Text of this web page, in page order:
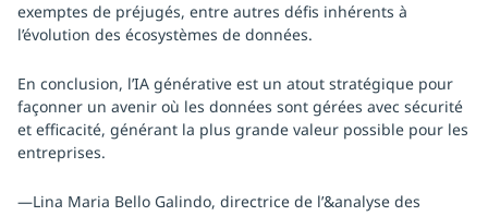
exemptes de préjugés, entre autres défis inhérents à
l’évolution des écosystèmes de données.
En conclusion, l’IA générative est un atout stratégique pour
façonner un avenir où les données sont gérées avec sécurité
et efficacité, générant la plus grande valeur possible pour les
entreprises.
—Lina Maria Bello Galindo, directrice de l’&analyse des